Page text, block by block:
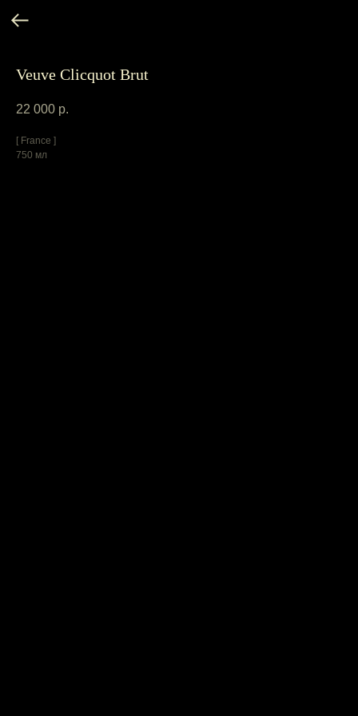
Veuve Clicquot Brut
22 000 р.
[ France ]
750 мл